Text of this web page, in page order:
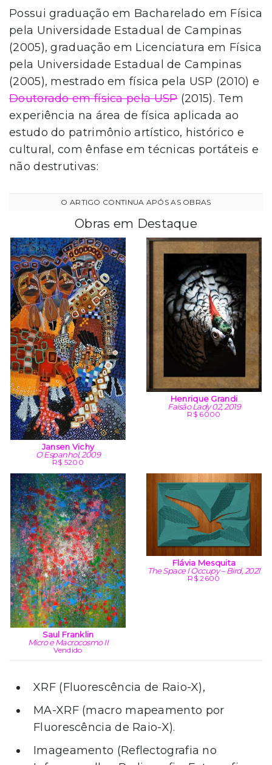
Possui graduação em Bacharelado em Física
pela Universidade Estadual de Campinas
(2005), graduação em Licenciatura em Física
pela Universidade Estadual de Campinas
(2005), mestrado em física pela USP (2010) e
Doutorado em física pela USP(2015). Tem
experiência na área de física aplicada ao
estudo do patrimônio artístico, histórico e
cultural, com ênfase em técnicas portáteis e
não destrutivas:
Obras em Destaque
Jansen Vichy
O Espanhol, 2009
R$ 5200
Henrique Grandi
Faisão Lady 02, 2019
R$ 6000
Saul Franklin
Micro e Macrocosmo II
Vendido
Flávia Mesquita
The Space I Occupy – Bird, 2021
R$ 2600
XRF (Fluorescência de Raio-X),
MA-XRF (macro mapeamento por
Fluorescência de Raio-X).
Imageamento (Reflectografia no